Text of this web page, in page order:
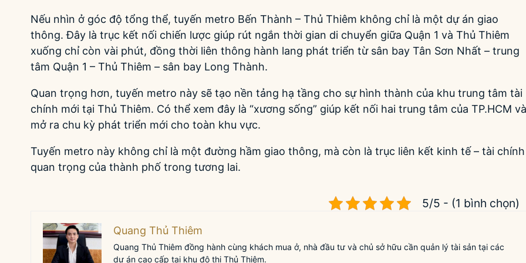
Nếu nhìn ở góc độ tổng thể, tuyến metro Bến Thành – Thủ Thiêm không chỉ là một dự án giao
thông. Đây là trục kết nối chiến lược giúp rút ngắn thời gian di chuyển giữa Quận 1 và Thủ Thiêm
xuống chỉ còn vài phút, đồng thời liên thông hành lang phát triển từ sân bay Tân Sơn Nhất – trung
tâm Quận 1 – Thủ Thiêm – sân bay Long Thành.
Quan trọng hơn, tuyến metro này sẽ tạo nền tảng hạ tầng cho sự hình thành của khu trung tâm tài
chính mới tại Thủ Thiêm. Có thể xem đây là “xương sống” giúp kết nối hai trung tâm của TP.HCM và
mở ra chu kỳ phát triển mới cho toàn khu vực.
Tuyến metro này không chỉ là một đường hầm giao thông, mà còn là trục liên kết kinh tế – tài chính
quan trọng của thành phố trong tương lai.
5/5 - (1 bình chọn)
Quang Thủ Thiêm
Quang Thủ Thiêm đồng hành cùng khách mua ở, nhà đầu tư và chủ sở hữu cần quản lý tài sản tại các
dự án cao cấp tại khu đô thị Thủ Thiêm.